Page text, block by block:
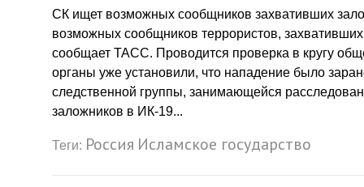
СК ищет возможных сообщников захвативших
возможных сообщников террористов,
сообщает ТАСС. Проводится проверка в кругу
органы уже установили, что нападение было
следственной группы, занимающейся
заложников в ИК-19...
Теги: Россия Исламское государство